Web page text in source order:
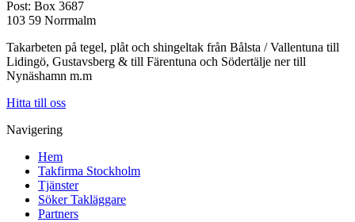
Post: Box 3687
103 59 Norrmalm
Takarbeten på tegel, plåt och shingeltak från Bålsta / Vallentuna till
Lidingö, Gustavsberg & till Färentuna och Södertälje ner till
Nynäshamn m.m
Hitta till oss
Navigering
Hem
Takfirma Stockholm
Tjänster
Söker Takläggare
Partners